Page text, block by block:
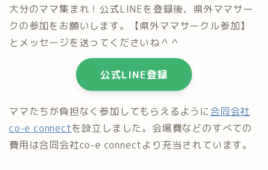
大分のママ集まれ！公式LINEを登録後、県外ママサー
クの参加をお願いします。【県外ママサークル参加】
とメッセージを送ってくださいね＾＾
公式LINE登録
ママたちが負担なく参加してもらえるように合同会社
co-e connectを設立しました。会場費などのすべての
費用は合同会社co-e connectより充当されています。